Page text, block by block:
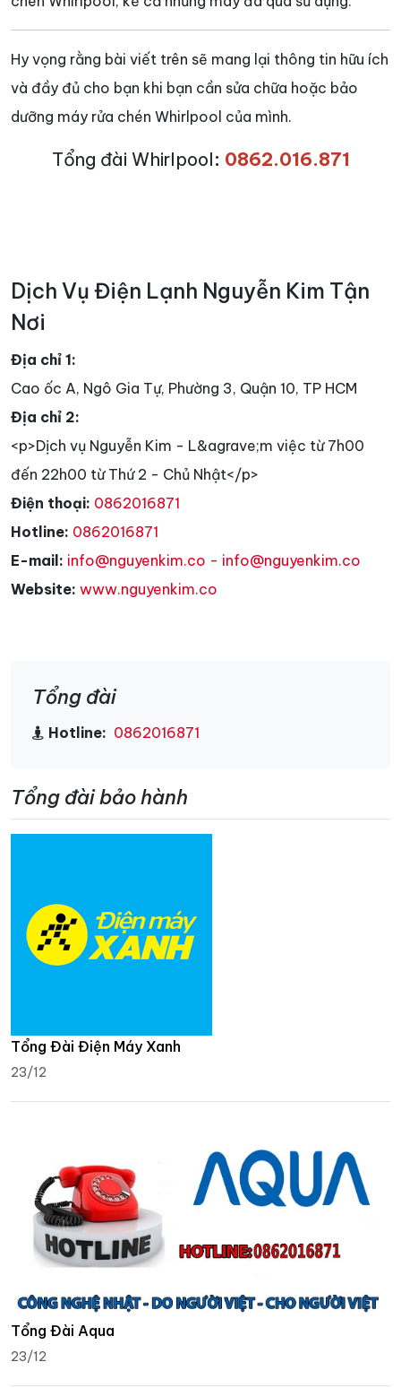
Hy vọng rằng bài viết trên sẽ mang lại thông tin hữu ích
và đầy đủ cho bạn khi bạn cần sửa chữa hoặc bảo
dưỡng máy rửa chén Whirlpool của mình.
Tổng đài Whirlpool: 0862.016.871
Dịch Vụ Điện Lạnh Nguyễn Kim Tận
Nơi
Địa chỉ 1:
Cao ốc A, Ngô Gia Tự, Phường 3, Quận 10, TP HCM
Địa chỉ 2:
<p>Dịch vụ Nguyễn Kim - L&agrave;m việc từ 7h00
đến 22h00 từ Thứ 2 - Chủ Nhật</p>
Điện thoại: 0862016871
Hotline: 0862016871
E-mail: info@nguyenkim.co - info@nguyenkim.co
Website: www.nguyenkim.co
Tổng đài
Hotline: 0862016871
Tổng đài bảo hành
Tổng Đài Điện Máy Xanh
23/12
Tổng Đài Aqua
23/12